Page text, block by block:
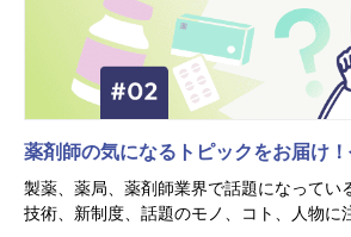
薬剤師の気になるトピックをお届け
製薬、薬局、薬剤師業界で話題になってい
技術、新制度、話題のモノ、コト、人物に